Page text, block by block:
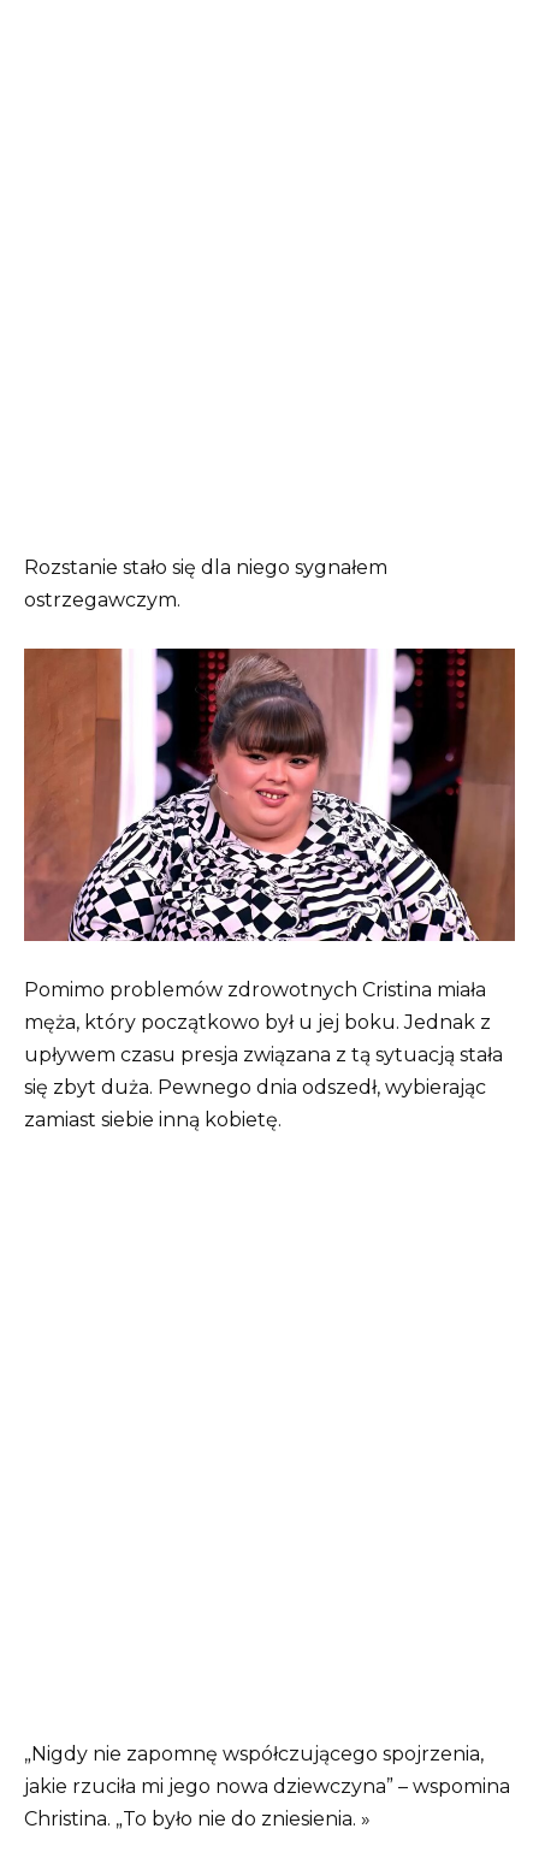
Rozstanie stało się dla niego sygnałem
ostrzegawczym.
Pomimo problemów zdrowotnych Cristina miała
męża, który początkowo był u jej boku. Jednak z
upływem czasu presja związana z tą sytuacją stała
się zbyt duża. Pewnego dnia odszedł, wybierając
zamiast siebie inną kobietę.
„Nigdy nie zapomnę współczującego spojrzenia,
jakie rzuciła mi jego nowa dziewczyna” – wspomina
Christina. „To było nie do zniesienia. »